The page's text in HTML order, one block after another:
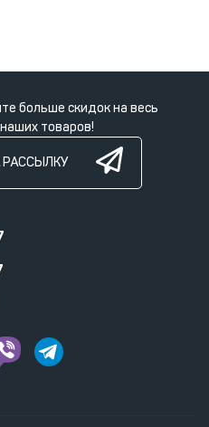
больше скидок на весь
товаров!